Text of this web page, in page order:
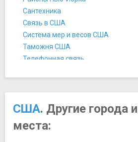
Манхэттен-бридж
Мост Верразано-Нэрроуз
Музеи
Американский Музей
Библиотека и музей Моргана
Галерея Art in General
Галерея Луринг-Огустин
Галерея Мэри Бун
Галерея Мэтью Маркса
Детский Музей Бруклина
Сантехника
Связь в США
Система мер и весов США
Таможня США
Телефонная связь
Чаевые
История и культура
15 интересных фактов о Дне
История Нью-Йорка
США. Другие города
места: